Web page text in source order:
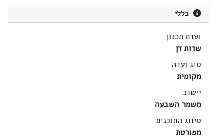
כללי
ועדת תכנון
שדות דן
סוג ועדה
מקומית
יישוב
משמר השבעה
סיווג התוכנית
מפורטת